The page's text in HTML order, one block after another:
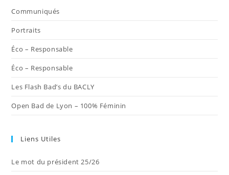
nouvel
nouvel
Communiqués
Portraits
Éco – Responsable
Éco – Responsable
Les Flash Bad’s du BACLY
Open Bad de Lyon – 100% Féminin
Liens Utiles
Le mot du président 25/26